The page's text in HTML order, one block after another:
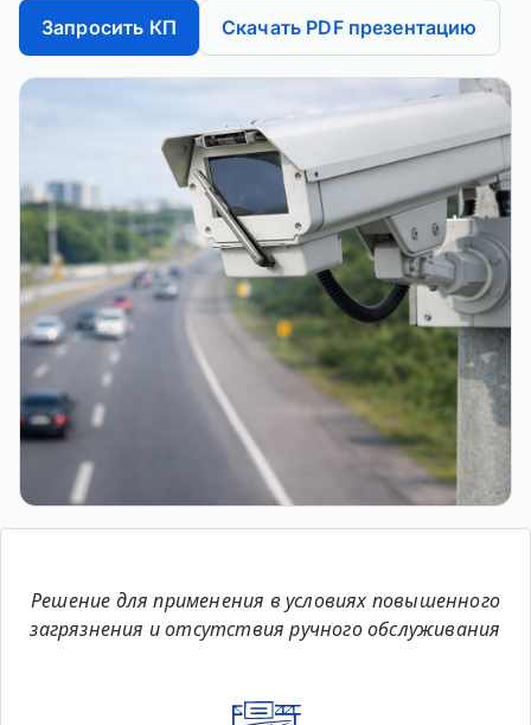
Запросить КП Скачать PDF презентацию
Решение для применения в условиях повышенного
загрязнения и отсутствия ручного обслуживания